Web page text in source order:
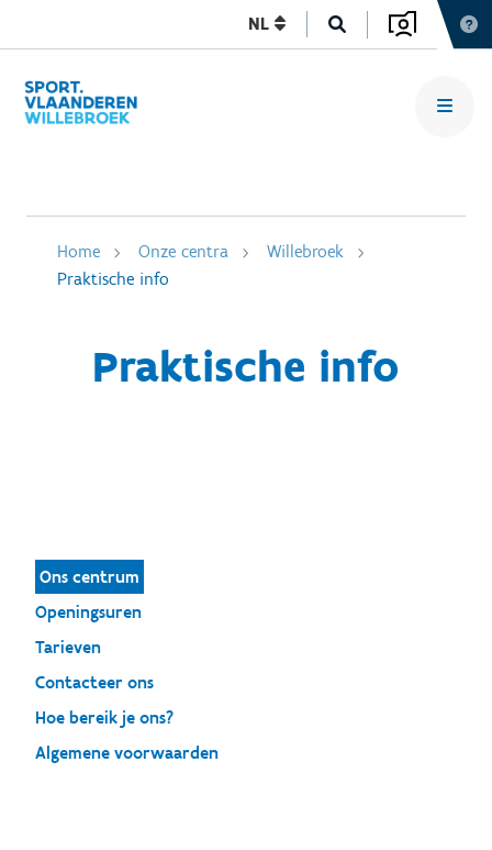
NL
Home Onze centra
Willebroek
Praktische info
Praktische info
Ons centrum
Openingsuren
Tarieven
Contacteer ons
Hoe bereik je ons?
Algemene voorwaarden